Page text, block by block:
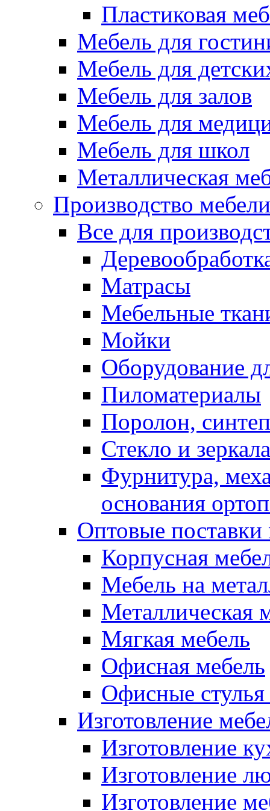
Пластиковая
Мебель для
Мебель для
Мебель для залов
Мебель для
Мебель для школ
Металлическая
Производство мебели
Все для
Матрасы
Мебельные
Мойки
Оборудование
Пиломатериалы
Поролон,
Стекло и зеркала
Фурнитура,
основания
Оптовые поставки
Корпусная
Мебель на
Металлическая
Мягкая мебель
Офисная мебель
Офисные стулья
Изготовление
Изготовление
Изготовление
Изготовление